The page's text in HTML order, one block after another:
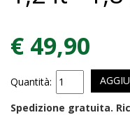
€ 49,90
Quantità:
Spedizione gratuita.